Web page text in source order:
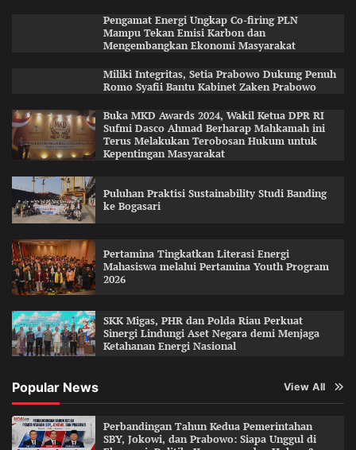
Pengamat Energi Ungkap Co-firing PLN
Mampu Tekan Emisi Karbon dan
Mengembangkan Ekonomi Masyarakat
Miliki Integritas, Setia Prabowo Dukung Penuh
Romo Syafii Bantu Kabinet Zaken Prabowo
Buka MKD Awards 2024, Wakil Ketua DPR RI
Sufmi Dasco Ahmad Berharap Mahkamah ini
Terus Melakukan Terobosan Hukum untuk
Kepentingan Masyarakat
Puluhan Praktisi Sustainability Studi Banding
ke Bogasari
Pertamina Tingkatkan Literasi Energi
Mahasiswa melalui Pertamina Youth Program
2026
SKK Migas, PHR dan Polda Riau Perkuat
Sinergi Lindungi Aset Negara demi Menjaga
Ketahanan Energi Nasional
Popular News View All
Perbandingan Tahun Kedua Pemerintahan
SBY, Jokowi, dan Prabowo: Siapa Unggul di